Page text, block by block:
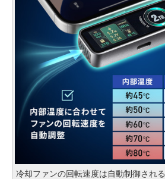
冷却ファンの回転速度は自動制御される